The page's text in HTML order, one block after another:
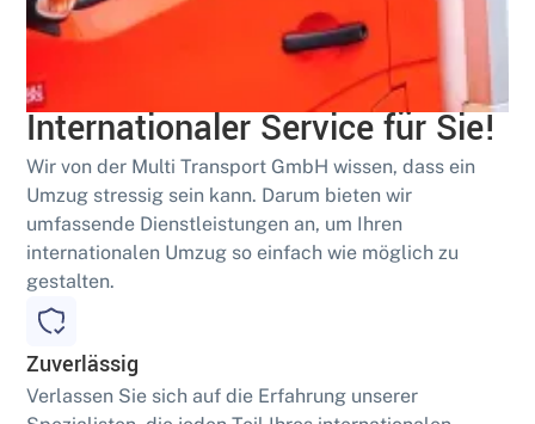
Erfahren
Grenzenlos umziehen:
Internationaler Service für Sie!
Wir von der Multi Transport GmbH wissen, dass ein
Umzug stressig sein kann. Darum bieten wir
umfassende Dienstleistungen an, um Ihren
internationalen Umzug so einfach wie möglich zu
gestalten.
Zuverlässig
Verlassen Sie sich auf die Erfahrung unserer